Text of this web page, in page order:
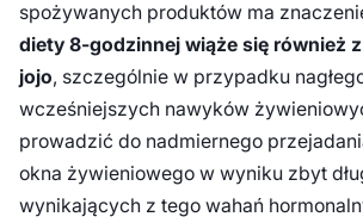
spożywanych produktów ma
diety 8-godzinnej wiąże się również
jojo, szczególnie w przypadku
wcześniejszych nawyków
prowadzić do nadmiernego
okna żywieniowego w wyniku zbyt
wynikających z tego wahań